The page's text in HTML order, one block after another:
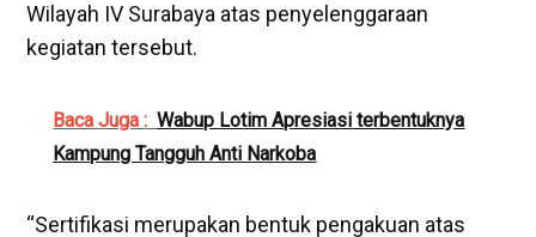
Wilayah IV Surabaya atas penyelenggaraan
kegiatan tersebut.
Baca Juga : Wabup Lotim Apresiasi terbentuknya
Kampung Tangguh Anti Narkoba
“Sertifikasi merupakan bentuk pengakuan atas